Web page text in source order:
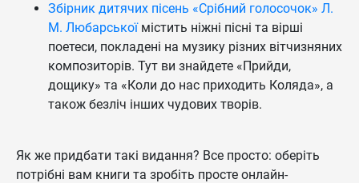
Збірник дитячих пісень «Срібний голосочок» Л.
М. Любарськоїмістить ніжні пісні та вірші
поетеси, покладені на музику різних вітчизняних
композиторів. Тут ви знайдете «Прийди,
дощику» та «Коли до нас приходить Коляда», а
також безліч інших чудових творів.
Як же придбати такі видання? Все просто: оберіть
потрібні вам книги та зробіть просте онлайн-